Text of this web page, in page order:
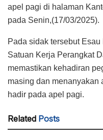
apel pagi di halaman
pada Senin,(17/03/2025).
Pada sidak tersebut
Satuan Kerja Perangkat
memastikan kehadiran
masing dan menanyakan
hadir pada apel pagi.
Related Posts